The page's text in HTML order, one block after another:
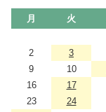
月 火
2
3
9
10
16
17
23
24